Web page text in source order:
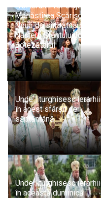
Trei ierarhi vor sluji la
Mănăstirea Scărișoara
Nouă de sărbătoarea
Nașterii Sfântului Ioan
Botezătorul
Unde liturghisesc ierarhii
în acest sfârșit de
săptămână
Unde liturghisesc ierarhii
în această duminică